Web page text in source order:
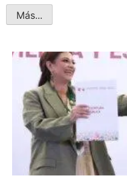
Más...